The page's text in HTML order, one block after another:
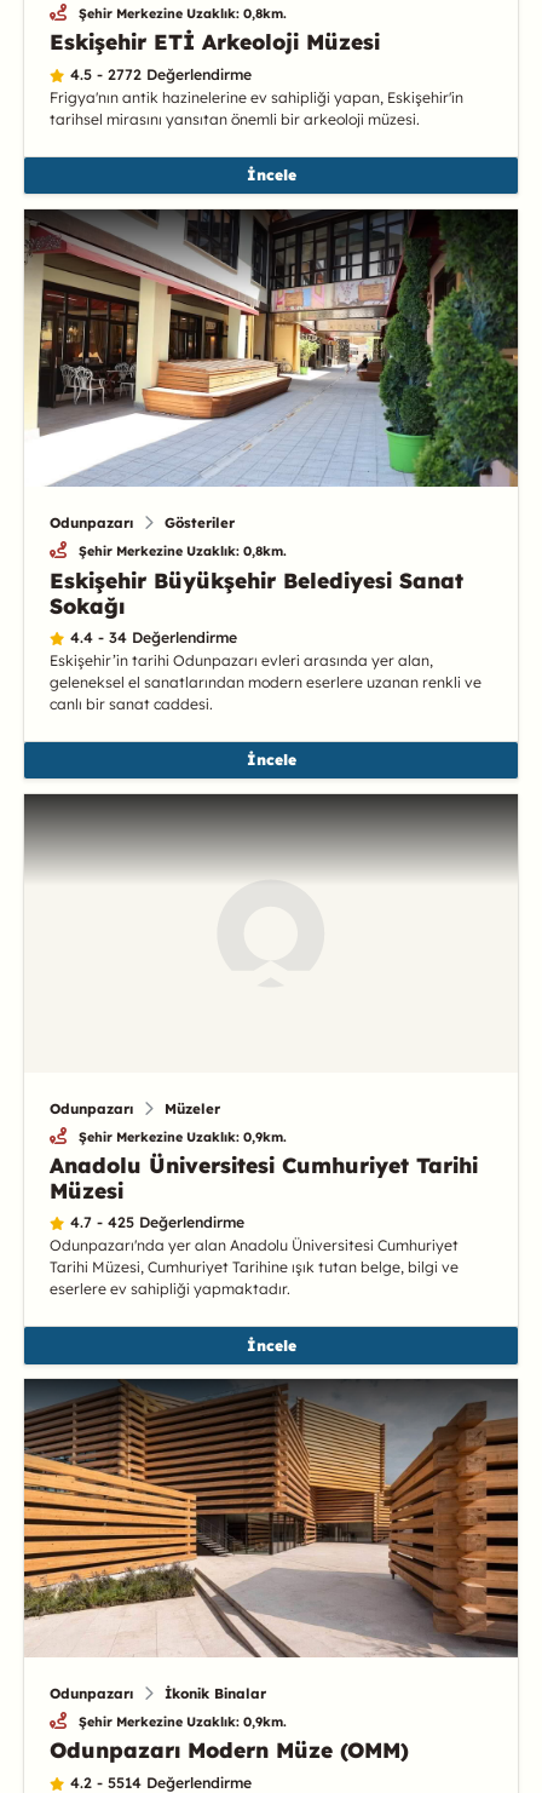
Şehir Merkezine Uzaklık: 0,8km.
Eskişehir ETİ Arkeoloji Müzesi
4.5 - 2772 Değerlendirme
Frigya'nın antik hazinelerine ev sahipliği yapan, Eskişehir'in
tarihsel mirasını yansıtan önemli bir arkeoloji müzesi.
İncele
Odunpazarı Gösteriler
Şehir Merkezine Uzaklık: 0,8km.
Eskişehir Büyükşehir Belediyesi Sanat
Sokağı
4.4 - 34 Değerlendirme
Eskişehir’in tarihi Odunpazarı evleri arasında yer alan,
geleneksel el sanatlarından modern eserlere uzanan renkli ve
canlı bir sanat caddesi.
İncele
Odunpazarı Müzeler
Şehir Merkezine Uzaklık: 0,9km.
Anadolu Üniversitesi Cumhuriyet Tarihi
Müzesi
4.7 - 425 Değerlendirme
Odunpazarı'nda yer alan Anadolu Üniversitesi Cumhuriyet
Tarihi Müzesi, Cumhuriyet Tarihine ışık tutan belge, bilgi ve
eserlere ev sahipliği yapmaktadır.
İncele
Odunpazarı İkonik Binalar
Şehir Merkezine Uzaklık: 0,9km.
Odunpazarı Modern Müze (OMM)
4.2 - 5514 Değerlendirme